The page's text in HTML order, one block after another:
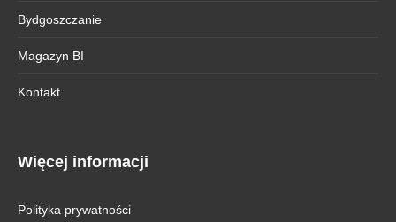
Bydgoszczanie
Magazyn BI
Kontakt
Więcej informacji
Polityka prywatności